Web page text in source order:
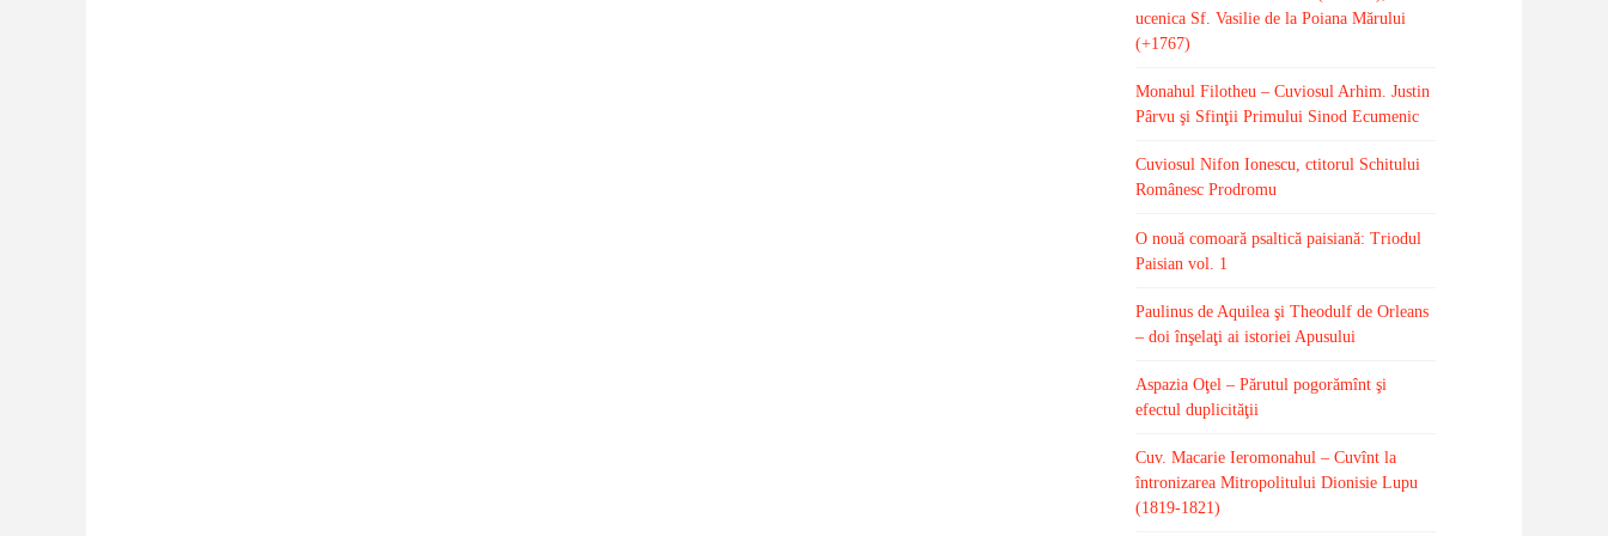
ucenica Sf. Vasilie de la Poiana Mărului
(+1767)
Monahul Filotheu – Cuviosul Arhim. Justin
Pârvu şi Sfinţii Primului Sinod Ecumenic
Cuviosul Nifon Ionescu, ctitorul Schitului
Românesc Prodromu
O nouă comoară psaltică paisiană: Triodul
Paisian vol. 1
Paulinus de Aquilea şi Theodulf de Orleans
– doi înşelaţi ai istoriei Apusului
Aspazia Oţel – Părutul pogorămînt şi
efectul duplicităţii
Cuv. Macarie Ieromonahul – Cuvînt la
întronizarea Mitropolitului Dionisie Lupu
(1819-1821)